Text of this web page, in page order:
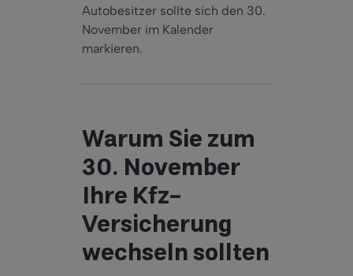
Autobesitzer sollte sich den 30.
November im Kalender
markieren.
Warum Sie zum
30. November
Ihre Kfz-
Versicherung
wechseln sollten